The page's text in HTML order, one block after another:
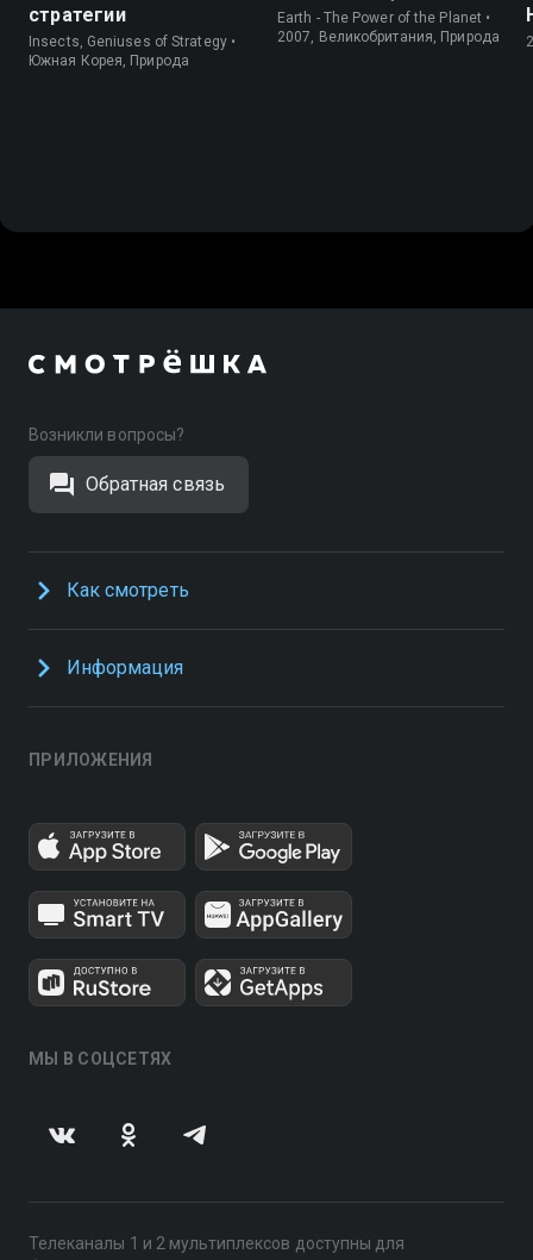
стратегии
Insects, Geniuses of Strategy •
Южная Корея, Природа
Earth - The Power of the Planet •
2007, Великобритания, Природа
Возникли вопросы?
Обратная связь
Как смотреть
Информация
ПРИЛОЖЕНИЯ
МЫ В СОЦСЕТЯХ
Телеканалы 1 и 2 мультиплексов доступны для